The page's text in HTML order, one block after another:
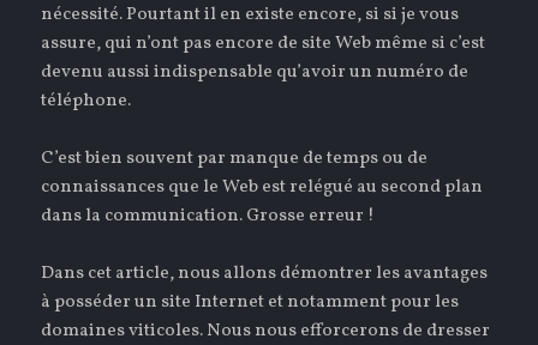
nécessité. Pourtant il en existe encore, si si je vous
assure, qui n’ont pas encore de site Web même si c’est
devenu aussi indispensable qu’avoir un numéro de
téléphone.
C’est bien souvent par manque de temps ou de
connaissances que le Web est relégué au second plan
dans la communication. Grosse erreur !
Dans cet article, nous allons démontrer les avantages
à posséder un site Internet et notamment pour les
domaines viticoles. Nous nous efforcerons de dresser